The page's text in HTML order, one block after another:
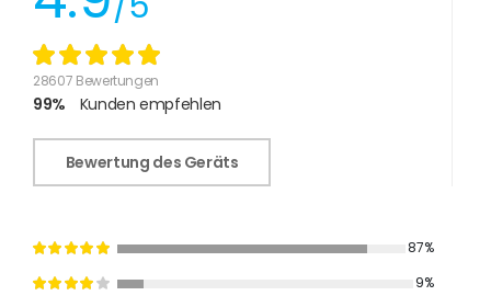
28607 Bewertungen
99% Kunden empfehlen
Bewertung des Geräts
87%
9%